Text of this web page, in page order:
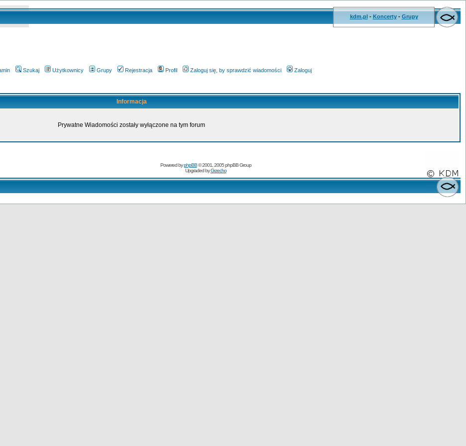
kdm.pl- Koncerty- Grupy
Szukaj Użytkownicy Grupy Rejestracja Profil Zaloguj się, by sprawdzić wiadomości Zaloguj
Informacja
Prywatne Wiadomości zostały wyłączone na tym forum
Powered byphpBB© 2001, 2005 phpBB Group
Upgraded byGrzecho